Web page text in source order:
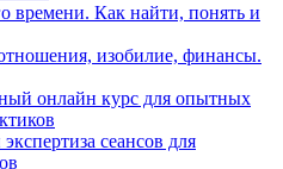
времени. Как найти, понять и
изобилие, финансы.
онлайн курс для опытных
сеансов для